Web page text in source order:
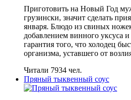
Приготовить на Новый Год
грузински, значит сделать
января. Блюдо из свиных
добавлением винного уксуса
гарантия того, что холодец
организма, уставшего от
Читали 7934 чел.
Пряный тыквенный соус